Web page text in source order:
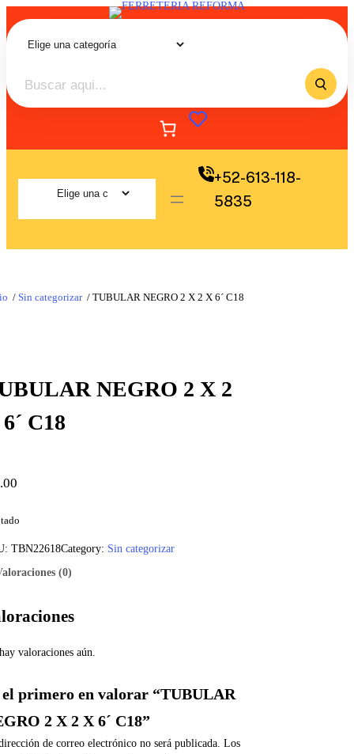
+52-613-118-
5835
/ Sin categorizar / TUBULAR NEGRO 2 X 2 X 6´ C18
NEGRO 2 X 2
C18
TBN22618Category: Sin categorizar
(0)
valoraciones aún.
el primero en valorar “TUBULAR
2 X 2 X 6´ C18”
de correo electrónico no será publicada. Los